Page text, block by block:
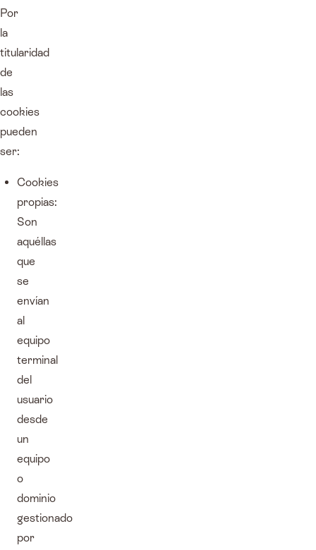
Por
la
titularidad
de
las
cookies
pueden
ser:
Cookies
propias:
Son
aquéllas
que
se
envían
al
equipo
terminal
del
usuario
desde
un
equipo
o
dominio
gestionado
por